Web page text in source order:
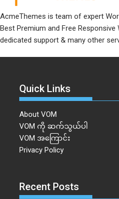
AcmeThemes is team of expert
Best Premium and Free
dedicated support & many other
Quick Links
About VOM
VOM ကို ဆက်သွယ်ပါ
VOM အကြောင်း
Privacy Policy
Recent Posts